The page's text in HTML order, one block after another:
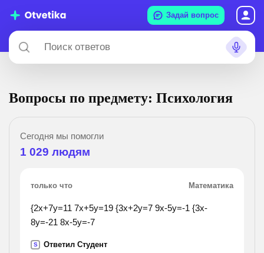
Задай вопрос
Вопросы по предмету: Психология
Сегодня мы помогли
1 029 людям
только что Математика
{2x+7y=11 7x+5y=19 {3x+2y=7 9x-5y=-1 {3x-
8y=-21 8x-5y=-7
S Ответил Студент